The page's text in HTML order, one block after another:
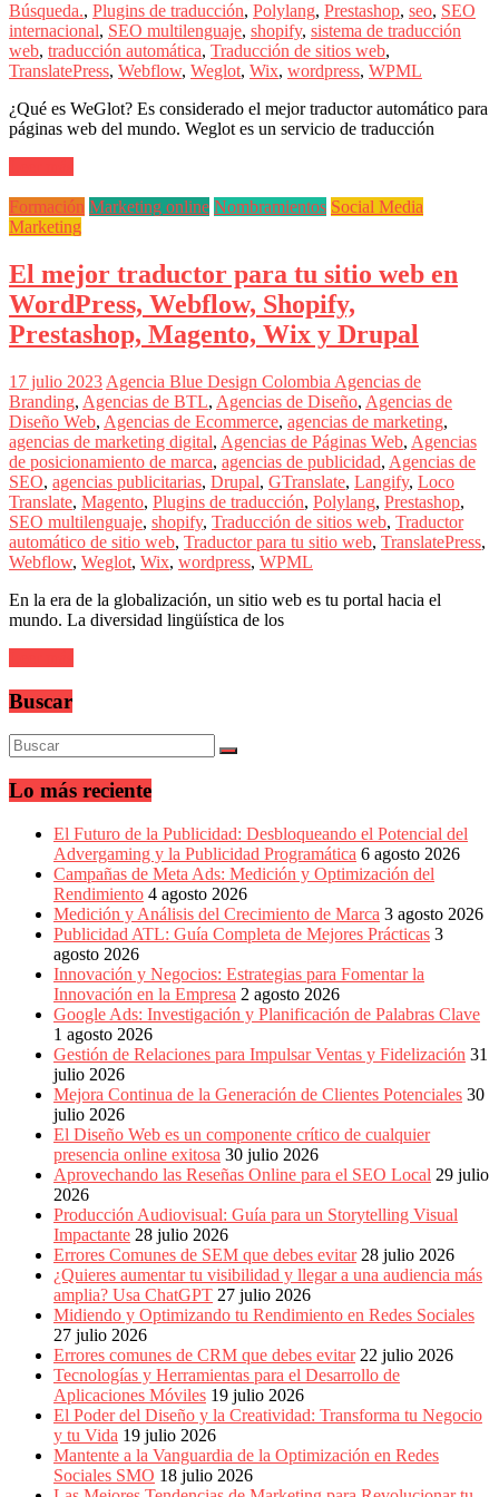
filiales
en
América
Latina
Una
mirada
estratégica
y
versátil
del
Marketing
en
LATAM
|
Bitácora
social
Mercadeo
Interactivo,
Medios,
Publicidad,
Marketing,
Campañas
Publicitarias,
Agencias,
Empresas,
Negocios,
Trendings,
Dinero,
Diseño
Móviles,
Digitales,
Estrategias
Publicitarias,
Alianzas,
Clientes,
Innovación,
Tecnología,
Noticias,
Artículos,
Gente,
Contenidos
Calidad,
Eventos
Marketing,
Mercadotecnia,
Eventos
Publicitarios,
Colecciónes,
Marcas,
Insigns,
Radio,
Creatividad,
SEM,
Free
RRPP,
Comerciales,
Periodismo,
Revistas,
Magazines
ATL,
Búsqueda., Plugins de traducción, Polylang, Prestashop, seo, SEO
internacional, SEO multilenguaje, shopify, sistema de traducción
web, traducción automática, Traducción de sitios web,
TranslatePress, Webflow, Weglot, Wix, wordpress, WPML
¿Qué es WeGlot? Es considerado el mejor traductor automático para
páginas web del mundo. Weglot es un servicio de traducción
Formación Marketing online Nombramientos Social Media
Marketing
El mejor traductor para tu sitio web en
WordPress, Webflow, Shopify,
Prestashop, Magento, Wix y Drupal
17 julio 2023 Agencia Blue Design Colombia Agencias de
Branding, Agencias de BTL, Agencias de Diseño, Agencias de
Diseño Web, Agencias de Ecommerce, agencias de marketing,
agencias de marketing digital, Agencias de Páginas Web, Agencias
de posicionamiento de marca, agencias de publicidad, Agencias de
SEO, agencias publicitarias, Drupal, GTranslate, Langify, Loco
Translate, Magento, Plugins de traducción, Polylang, Prestashop,
SEO multilenguaje, shopify, Traducción de sitios web, Traductor
automático de sitio web, Traductor para tu sitio web, TranslatePress,
Webflow, Weglot, Wix, wordpress, WPML
En la era de la globalización, un sitio web es tu portal hacia el
mundo. La diversidad lingüística de los
Buscar
Lo más reciente
El Futuro de la Publicidad: Desbloqueando el Potencial del
Advergaming y la Publicidad Programática 6 agosto 2026
Campañas de Meta Ads: Medición y Optimización del
Rendimiento 4 agosto 2026
Medición y Análisis del Crecimiento de Marca 3 agosto 2026
Publicidad ATL: Guía Completa de Mejores Prácticas 3
agosto 2026
Innovación y Negocios: Estrategias para Fomentar la
Innovación en la Empresa 2 agosto 2026
Google Ads: Investigación y Planificación de Palabras Clave
1 agosto 2026
Gestión de Relaciones para Impulsar Ventas y Fidelización 31
julio 2026
Mejora Continua de la Generación de Clientes Potenciales 30
julio 2026
El Diseño Web es un componente crítico de cualquier
presencia online exitosa 30 julio 2026
Aprovechando las Reseñas Online para el SEO Local 29 julio
2026
Producción Audiovisual: Guía para un Storytelling Visual
Impactante 28 julio 2026
Errores Comunes de SEM que debes evitar 28 julio 2026
¿Quieres aumentar tu visibilidad y llegar a una audiencia más
amplia? Usa ChatGPT 27 julio 2026
Midiendo y Optimizando tu Rendimiento en Redes Sociales
27 julio 2026
Errores comunes de CRM que debes evitar 22 julio 2026
Tecnologías y Herramientas para el Desarrollo de
Aplicaciones Móviles 19 julio 2026
El Poder del Diseño y la Creatividad: Transforma tu Negocio
y tu Vida 19 julio 2026
Mantente a la Vanguardia de la Optimización en Redes
Sociales SMO 18 julio 2026